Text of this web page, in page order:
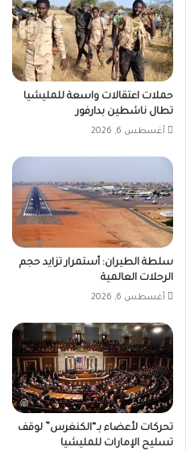
حملات اعتقالات واسعة للمليشيا
تطال ناشطين بدارفور
أغسطس 6, 2026
سلطة الطيران: أستمرار تزايد حجم
الرحلات العالمية
أغسطس 6, 2026
تحركات لأعضاء بـ“الكنغرس” لوقف
تسليح الإمارات للمليشيا